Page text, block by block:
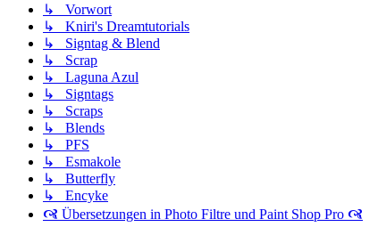
↳ Vorwort
↳ Kniri's Dreamtutorials
↳ Signtag & Blend
↳ Scrap
↳ Laguna Azul
↳ Signtags
↳ Scraps
↳ Blends
↳ PFS
↳ Esmakole
↳ Butterfly
↳ Encyke
🙧 Übersetzungen in Photo Filtre und Paint Shop Pro 🙧